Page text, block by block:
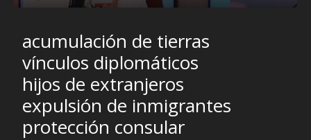
acumulación de tierras
vínculos diplomáticos
hijos de extranjeros
expulsión de inmigrantes
protección consular